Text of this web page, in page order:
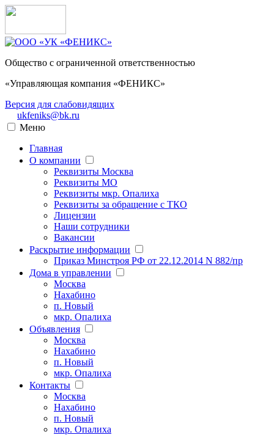
Общество с ограниченной ответственностью
«Управляющая компания «ФЕНИКС»
Версия для слабовидящих
ukfeniks@bk.ru
Меню
Главная
О компании
Реквизиты Москва
Реквизиты МО
Реквизиты мкр. Опалиха
Реквизиты за обращение с ТКО
Лицензии
Наши сотрудники
Вакансии
Раскрытие информации
Приказ Минстроя РФ от 22.12.2014 N 882/пр
Дома в управлении
Москва
Нахабино
п. Новый
мкр. Опалиха
Объявления
Москва
Нахабино
п. Новый
мкр. Опалиха
Контакты
Москва
Нахабино
п. Новый
мкр. Опалиха